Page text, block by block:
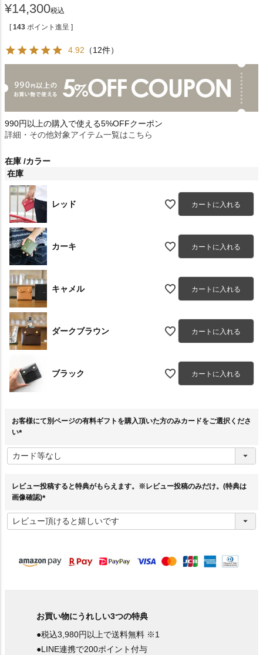
¥14,300税込
[ 143 ポイント進呈 ]
4.92 （12件）
990円以上の購入で使える5%OFFクーポン
詳細・その他対象アイテム一覧はこちら
在庫 カラー
在庫
レッド カートに入れる
カーキ カートに入れる
キャメル カートに入れる
ダークブラウン カートに入れる
ブラック カートに入れる
お客様にて別ページの有料ギフトを購入頂いた方のみカードをご選択くださ
い
必
須
レビュー投稿すると特典がもらえます。※レビュー投稿のみだけ。(特典は
画像確認)
必
須
お買い物にうれしい3つの特典
●税込3,980円以上で送料無料 ※1
●LINE連携で200ポイント付与